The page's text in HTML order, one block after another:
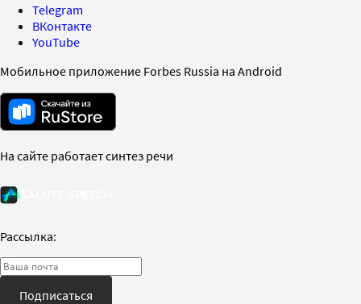
Telegram
ВКонтакте
YouTube
Мобильное приложение Forbes Russia на Android
На сайте работает синтез речи
Рассылка:
Подписаться